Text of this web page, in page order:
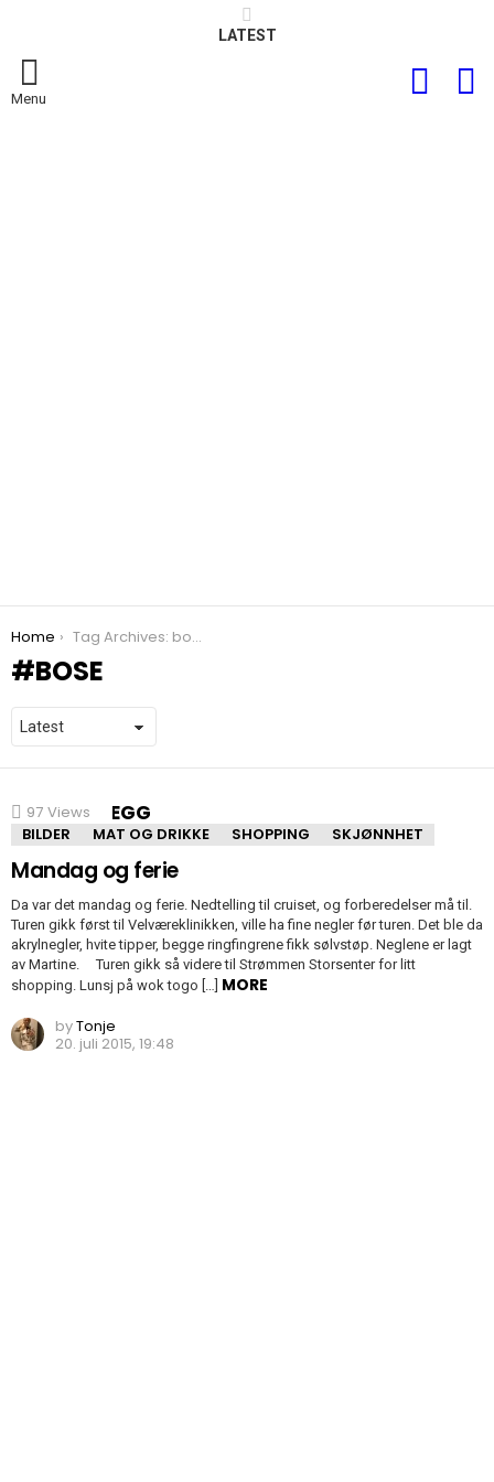
LATEST
Menu
You are here:
Home Tag Archives: bose
BOSE
SISTE INNLEGG
97 Views
BILDER
MAT OG DRIKKE SHOPPING SKJØNNHET
Mandag og ferie
Da var det mandag og ferie. Nedtelling til cruiset, og forberedelser må til.
Turen gikk først til Velværeklinikken, ville ha fine negler før turen. Det ble da
akrylnegler, hvite tipper, begge ringfingrene fikk sølvstøp. Neglene er lagt
av Martine. Turen gikk så videre til Strømmen Storsenter for litt
shopping. Lunsj på wok togo […] MORE
byTonje
20. juli 2015, 19:48